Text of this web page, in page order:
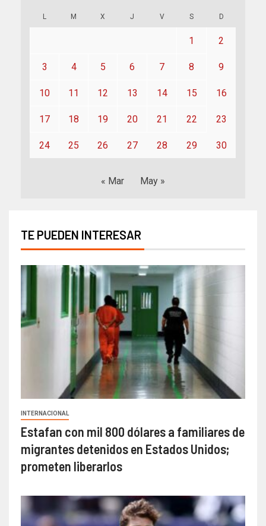
L M X J V S D
1 2
3 4 5 6 7 8 9
10 11 12 13 14 15 16
17 18 19 20 21 22 23
24 25 26 27 28 29 30
« Mar May »
TE PUEDEN INTERESAR
INTERNACIONAL
Estafan con mil 800 dólares a familiares de
migrantes detenidos en Estados Unidos;
prometen liberarlos